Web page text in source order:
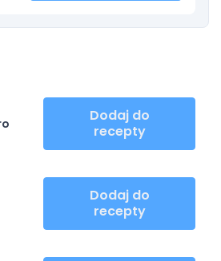
Dodaj do
recepty
Dodaj do
recepty